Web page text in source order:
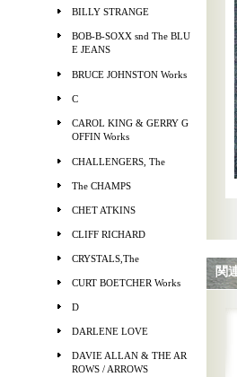
BILLY STRANGE
BOB-B-SOXX snd The BLU
E JEANS
BRUCE JOHNSTON Works
C
CAROL KING & GERRY G
OFFIN Works
CHALLENGERS, The
The CHAMPS
CHET ATKINS
CLIFF RICHARD
CRYSTALS,The
CURT BOETCHER Works
D
DARLENE LOVE
DAVIE ALLAN & THE AR
ROWS / ARROWS
関